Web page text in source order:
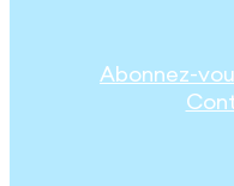
Abonnez-